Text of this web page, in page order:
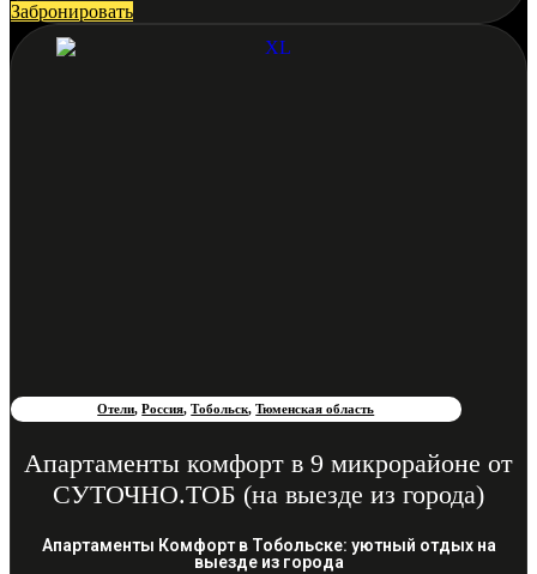
Забронировать
Отели,Россия,Тобольск,Тюменская область
Апартаменты комфорт в 9 микрорайоне от
СУТОЧНО.ТОБ (на выезде из города)
Апартаменты Комфорт в Тобольске: уютный отдых на
выезде из города